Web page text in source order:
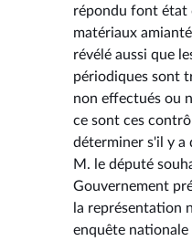
répondu font état
matériaux
révélé aussi que
périodiques sont
non effectués ou
ce sont ces
déterminer s'il y a
M. le député
Gouvernement
la représentation
enquête nationale